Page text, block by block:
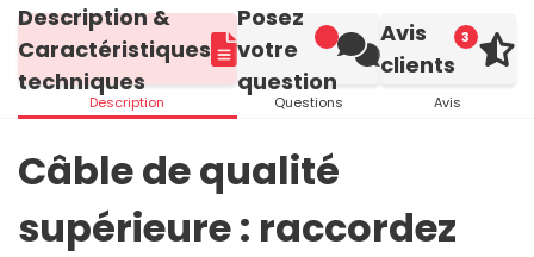
Description &
Caractéristiques
techniques
Description
Posez
votre
question
Questions
3
Avis
clients
Avis
Câble de qualité
supérieure : raccordez